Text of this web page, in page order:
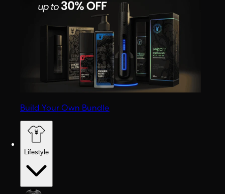
Build Your Own Bundle
Lifestyle